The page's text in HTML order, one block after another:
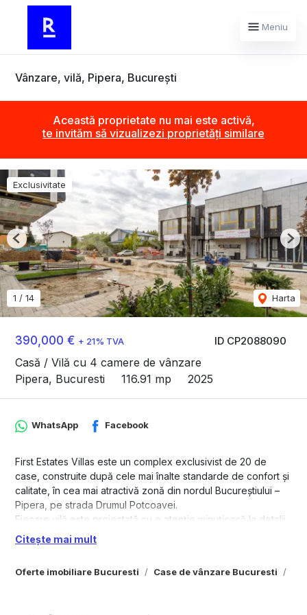
Meniu
Vânzare, vilă, Pipera, București
Această proprietate nu mai este activă,
te invităm să vizualizezi proprietăți similare
ID CP2088090
390,000 € + 21% TVA
Casă / Vilă cu 4 camere de vânzare
Pipera, Bucuresti
116.91 mp 2025
Exclusivitate
1 / 14 Harta
Previous
Oferte imobiliare Bucuresti Case de vânzare Bucuresti
WhatsApp Facebook
First Estates Villas este un complex exclusivist de 20 de
case, construite după cele mai înalte standarde de confort și
calitate, în cea mai atractivă zonă din nordul Bucureștiului –
Pipera, pe strada Drumul Potcoavei.
Fiecare vilă este proiectată cu o atenție minuțioasă la detalii,
pentru a oferi un standard de viață superior. Prevăzut să fie
finalizat în toamna anului 2025, First Estates Villas reprezintă
locuință de familie într-unul dintre cele mai selecte cartiere
Citește mai mult